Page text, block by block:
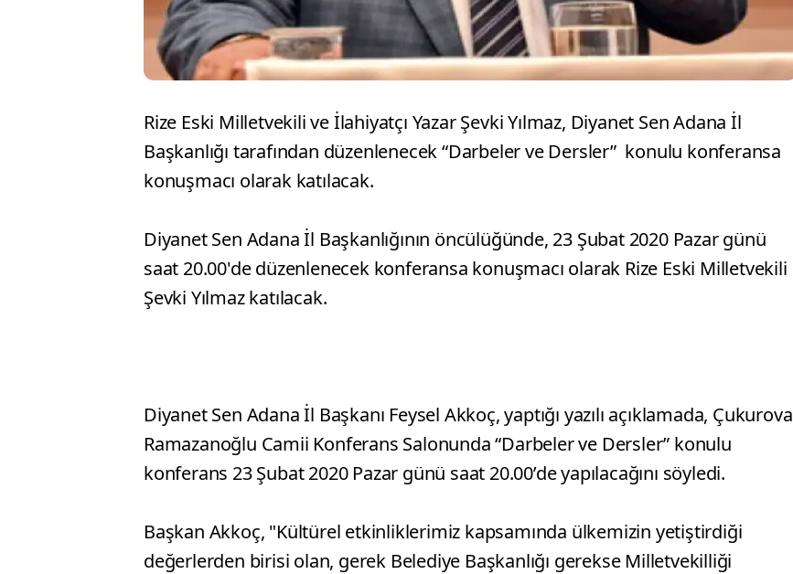
Rize Eski Milletvekili ve İlahiyatçı Yazar Şevki Yılmaz, Diyanet Sen Adana İl
Başkanlığı tarafından düzenlenecek “Darbeler ve Dersler” konulu konferansa
konuşmacı olarak katılacak.
Diyanet Sen Adana İl Başkanlığının öncülüğünde, 23 Şubat 2020 Pazar günü
saat 20.00'de düzenlenecek konferansa konuşmacı olarak Rize Eski Milletvekili
Şevki Yılmaz katılacak.
Diyanet Sen Adana İl Başkanı Feysel Akkoç, yaptığı yazılı açıklamada, Çukurova
Ramazanoğlu Camii Konferans Salonunda “Darbeler ve Dersler” konulu
konferans 23 Şubat 2020 Pazar günü saat 20.00’de yapılacağını söyledi.
Başkan Akkoç, "Kültürel etkinliklerimiz kapsamında ülkemizin yetiştirdiği
değerlerden birisi olan, gerek Belediye Başkanlığı gerekse Milletvekilliği